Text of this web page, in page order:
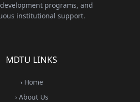
programs, and
institutional support.
MDTU LINKS
› Home
› About Us